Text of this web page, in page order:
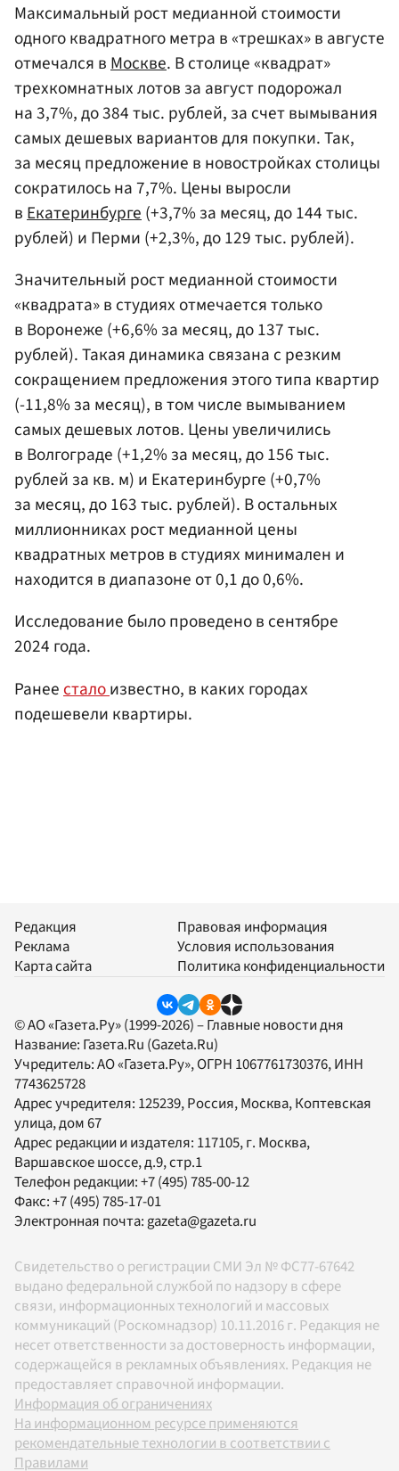
Максимальный рост медианной стоимости
одного квадратного метра в «трешках» в августе
отмечался вМоскве. В столице «квадрат»
трехкомнатных лотов за август подорожал
на 3,7%, до 384 тыс. рублей, за счет вымывания
самых дешевых вариантов для покупки. Так,
за месяц предложение в новостройках столицы
сократилось на 7,7%. Цены выросли
вЕкатеринбурге(+3,7% за месяц, до 144 тыс.
рублей) и Перми (+2,3%, до 129 тыс. рублей).
Значительный рост медианной стоимости
«квадрата» в студиях отмечается только
в Воронеже (+6,6% за месяц, до 137 тыс.
рублей). Такая динамика связана с резким
сокращением предложения этого типа квартир
(-11,8% за месяц), в том числе вымыванием
самых дешевых лотов. Цены увеличились
в Волгограде (+1,2% за месяц, до 156 тыс.
рублей за кв. м) и Екатеринбурге (+0,7%
за месяц, до 163 тыс. рублей). В остальных
миллионниках рост медианной цены
квадратных метров в студиях минимален и
находится в диапазоне от 0,1 до 0,6%.
Исследование было проведено в сентябре
2024 года.
Ранеесталоизвестно, в каких городах
подешевели квартиры.
Редакция
Реклама
Карта сайта
Правовая информация
Условия использования
Политика конфиденциальности
© АО «Газета.Ру» (1999-2026) – Главные новости дня
Название: Газета.Ru (Gazeta.Ru)
Учредитель:АО «Газета.Ру», ОГРН 1067761730376, ИНН
7743625728
Адрес учредителя: 125239, Россия, Москва, Коптевская
улица, дом 67
Адрес редакции и издателя: 117105, г. Москва,
Варшавское шоссе, д.9, стр.1
Телефон редакции:+7 (495) 785-00-12
Факс:+7 (495) 785-17-01
Электронная почта:gazeta@gazeta.ru
Свидетельство о регистрации СМИ Эл № ФС77-67642
выдано федеральной службой по надзору в сфере
связи, информационных технологий и массовых
коммуникаций (Роскомнадзор) 10.11.2016 г. Редакция не
несет ответственности за достоверность информации,
содержащейся в рекламных объявлениях. Редакция не
предоставляет справочной информации.
Информация об ограничениях
На информационном ресурсе применяются
рекомендательные технологии в соответствии с
Правилами